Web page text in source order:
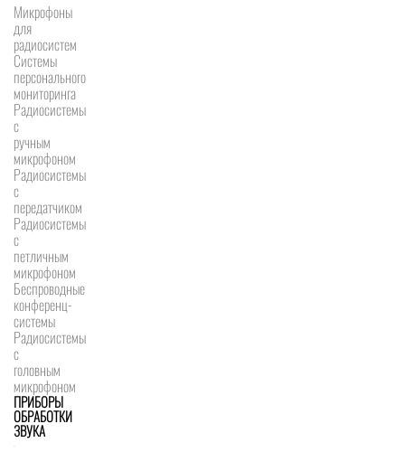
Микрофоны
для
радиосистем
Системы
персонального
мониторинга
Радиосистемы
c
ручным
микрофоном
Радиосистемы
с
передатчиком
Радиосистемы
с
петличным
микрофоном
Беспроводные
конференц-
системы
Радиосистемы
с
головным
микрофоном
ПРИБОРЫ
ОБРАБОТКИ
ЗВУКА